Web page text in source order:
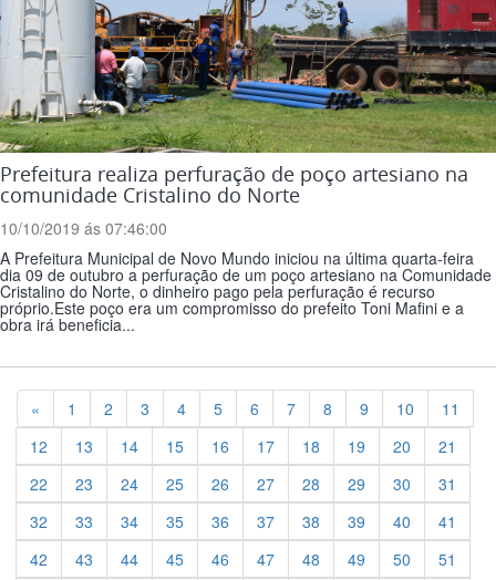
Prefeitura realiza perfuração de poço artesiano na
comunidade Cristalino do Norte
10/10/2019 ás 07:46:00
A Prefeitura Municipal de Novo Mundo iniciou na última quarta-feira
dia 09 de outubro a perfuração de um poço artesiano na Comunidade
Cristalino do Norte, o dinheiro pago pela perfuração é recurso
próprio.Este poço era um compromisso do prefeito Toni Mafini e a
obra irá beneficia...
« Previous
1 2 3 4 5 6 7 8 9 10
11
12
13 14 15 16 17 18 19 20
21
22
23 24 25 26 27 28 29 30
31
32
33 34 35 36 37 38 39 40
41
42
43 44 45 46 47 48 49 50 51